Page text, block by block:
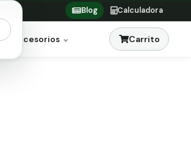
Blog Calculadora
Accesorios Carrito